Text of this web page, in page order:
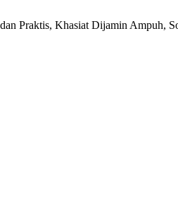
Praktis, Khasiat Dijamin Ampuh,